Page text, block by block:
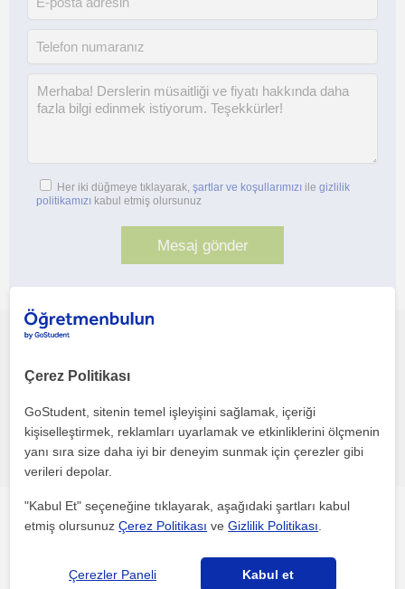
Her iki düğmeye tıklayarak, şartlar ve koşullarımızı ile gizlilik
politikamızı kabul etmiş olursunuz
Hata bildir
Diğer çevrimiçi Pilates öğretmenleri ilgini çekebilecek
Çerez Politikası
GoStudent, sitenin temel işleyişini sağlamak, içeriği
kişiselleştirmek, reklamları uyarlamak ve etkinliklerini ölçmenin
yanı sıra size daha iyi bir deneyim sunmak için çerezler gibi
verileri depolar.
"Kabul Et" seçeneğine tıklayarak, aşağıdaki şartları kabul
etmiş olursunuzÇerez Politikası veGizlilik Politikası
Çerezler Paneli Kabul et